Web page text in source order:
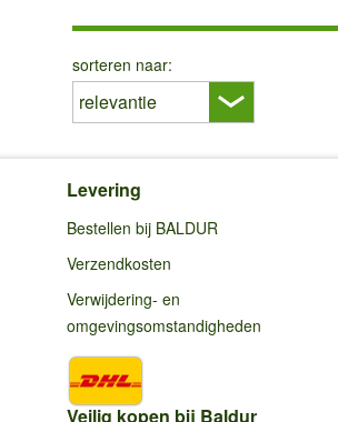
sorteren naar:
Levering
Bestellen bij BALDUR
Verzendkosten
Verwijdering- en
omgevingsomstandigheden
Veilig kopen bij Baldur